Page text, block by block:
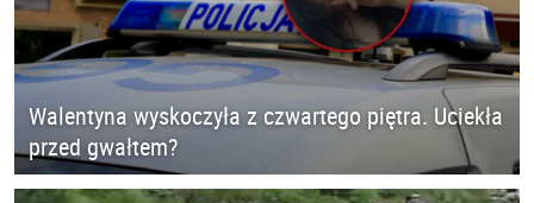
Walentyna wyskoczyła z czwartego piętra. Uciekła
przed gwałtem?